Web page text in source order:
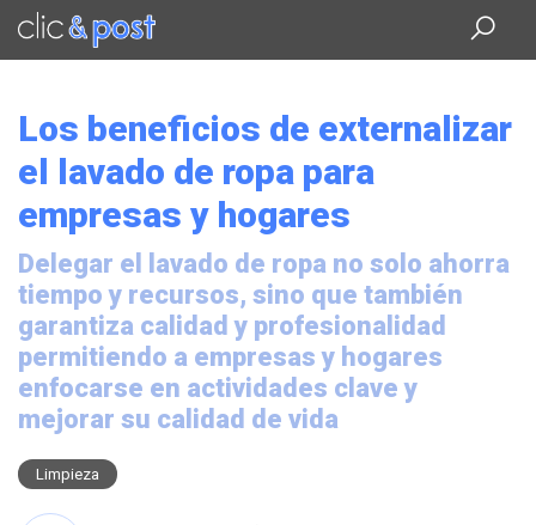
Saltar
contenido
Los beneficios de externalizar
el lavado de ropa para
empresas y hogares
Delegar el lavado de ropa no solo ahorra
tiempo y recursos, sino que también
garantiza calidad y profesionalidad
permitiendo a empresas y hogares
enfocarse en actividades clave y
mejorar su calidad de vida
Limpieza